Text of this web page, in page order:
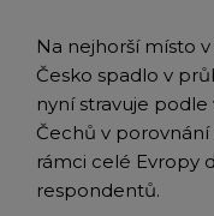
Na nejhorší místo
Česko spadlo v
nyní stravuje
Čechů v
rámci celé Evropy
respondentů.